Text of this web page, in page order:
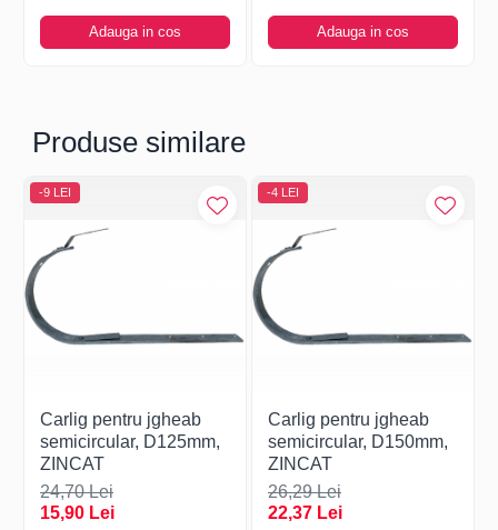
Adauga in cos Adauga in cos
Produse similare
-9 LEI
Carlig pentru jgheab
semicircular, D125mm,
ZINCAT
24,70 Lei
15,90 Lei
-4 LEI
Carlig pentru jgheab
semicircular, D150mm,
ZINCAT
26,29 Lei
22,37 Lei